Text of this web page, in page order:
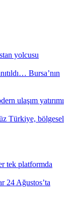
yolcusu
Bursa’nın
ulaşım yatırımı
Türkiye, bölgesel
tek platformda
24 Ağustos’ta